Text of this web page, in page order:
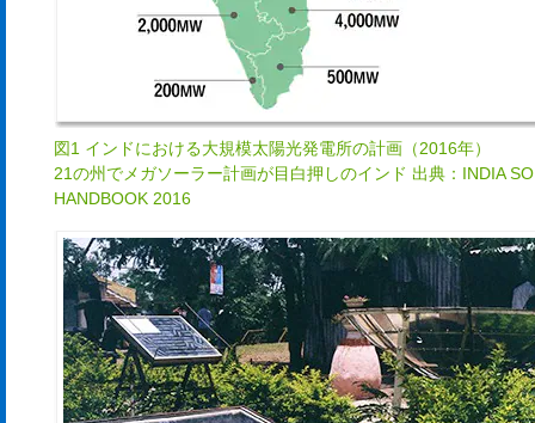
図1 インドにおける大規模太陽光発電所の計画（2016年）
21の州でメガソーラー計画が目白押しのインド 出典：INDIA
HANDBOOK 2016